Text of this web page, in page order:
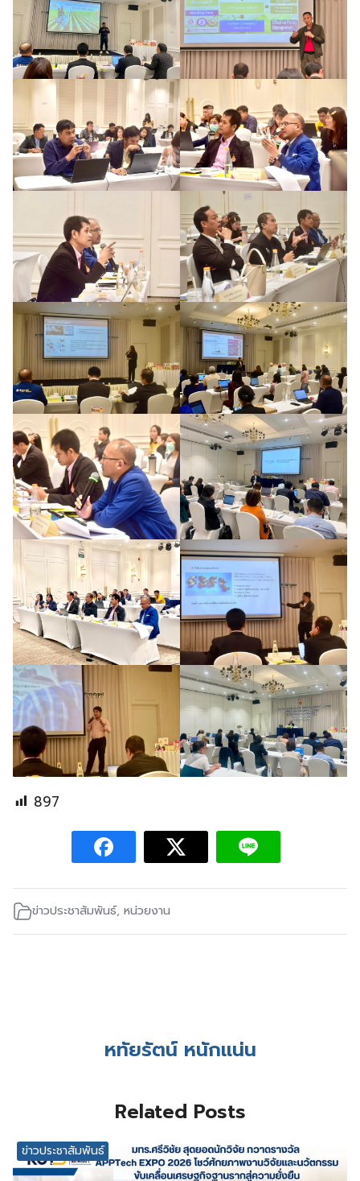
897
ข่าวประชาสัมพันธ์, หน่วยงาน
หทัยรัตน์ หนักแน่น
Related Posts
ข่าวประชาสัมพันธ์